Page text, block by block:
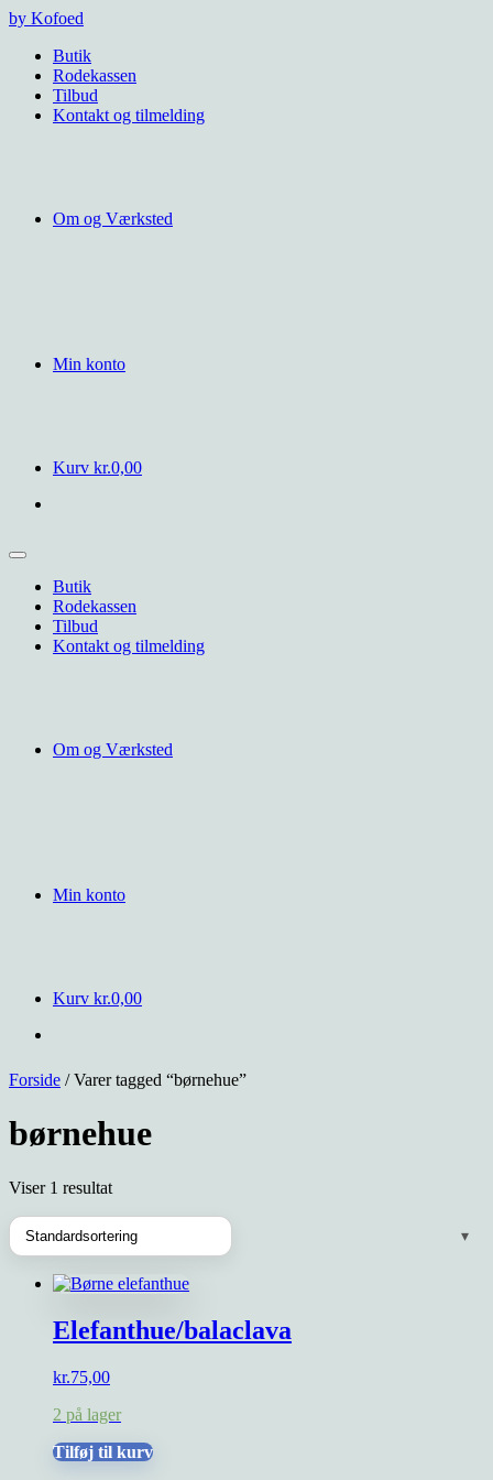
Videre
indhold
by Kofoed
Butik
Rodekassen
Tilbud
Kontakt og tilmelding
Om og Værksted
Min konto
Kurv kr.0,00
Butik
Rodekassen
Tilbud
Kontakt og tilmelding
Om og Værksted
Min konto
Kurv kr.0,00
Forside / Varer tagged “børnehue”
børnehue
Viser 1 resultat
Elefanthue/balaclava
kr.75,00
2 på lager
Tilføj til kurv